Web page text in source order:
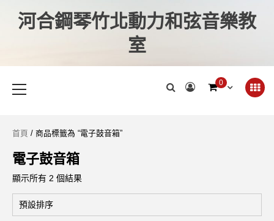
河合鋼琴竹北動力和弦音樂教
室
0
首頁 / 商品標籤為 “電子鼓音箱”
電子鼓音箱
顯示所有 2 個結果